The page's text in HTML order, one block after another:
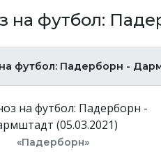
на футбол:
футбол: Падерборн -
«Падерборн»